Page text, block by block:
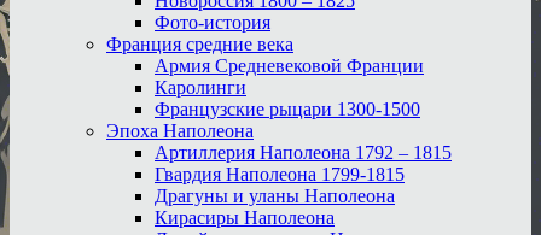
Фото-история
Франция средние века
Армия Средневековой Франции
Каролинги
Французские рыцари 1300-1500
Эпоха Наполеона
Артиллерия Наполеона 1792 – 1815
Гвардия Наполеона 1799-1815
Драгуны и уланы Наполеона
Кирасиры Наполеона